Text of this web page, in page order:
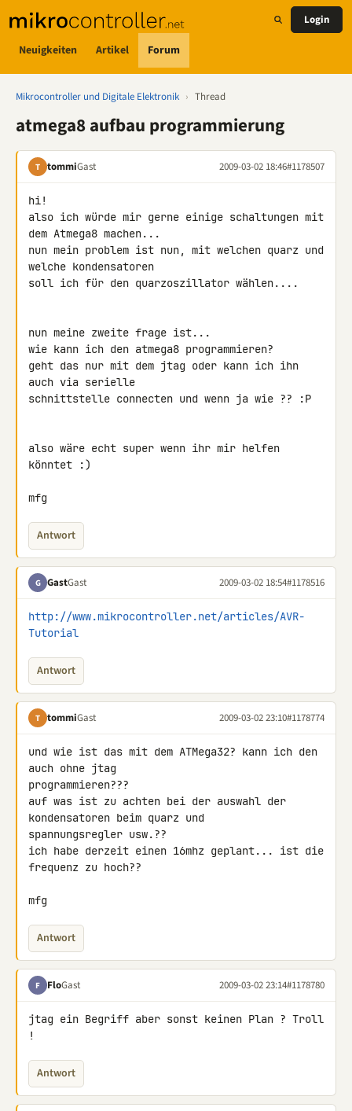
Neuigkeiten Artikel Forum
Login
Mikrocontroller und Digitale Elektronik › Thread
atmega8 aufbau programmierung
T tommiGast 2009-03-02 18:46#1178507
hi!
also ich würde mir gerne einige schaltungen mit
dem Atmega8 machen...
nun mein problem ist nun, mit welchen quarz und
welche kondensatoren
soll ich für den quarzoszillator wählen....
nun meine zweite frage ist...
wie kann ich den atmega8 programmieren?
geht das nur mit dem jtag oder kann ich ihn
auch via serielle
schnittstelle connecten und wenn ja wie ?? :P
also wäre echt super wenn ihr mir helfen
könntet :)
mfg
Antwort
G GastGast 2009-03-02 18:54#1178516
http://www.mikrocontroller.net/articles/AVR-
Tutorial
Antwort
T tommiGast 2009-03-02 23:10#1178774
und wie ist das mit dem ATMega32? kann ich den
auch ohne jtag
programmieren???
auf was ist zu achten bei der auswahl der
kondensatoren beim quarz und
spannungsregler usw.??
ich habe derzeit einen 16mhz geplant... ist die
frequenz zu hoch??
mfg
Antwort
F FloGast 2009-03-02 23:14#1178780
jtag ein Begriff aber sonst keinen Plan ? Troll
!
Antwort